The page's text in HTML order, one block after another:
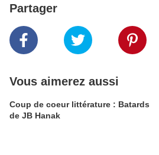
Partager
Vous aimerez aussi
Coup de coeur littérature : Batards
de JB Hanak